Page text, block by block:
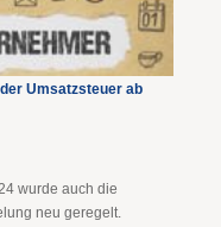
Umsatzsteuer ab
wurde auch die
neu geregelt.